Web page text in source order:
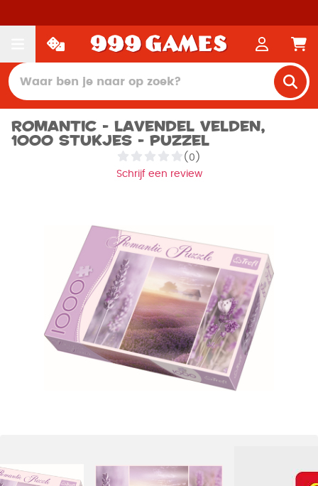
Romantic - Lavendel velden,
1000 stukjes - Puzzel
(0)
Schrijf een review